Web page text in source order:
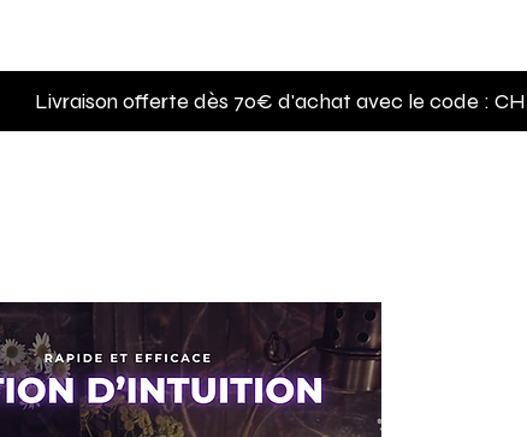
Livraison offerte dès 70€ d'achat avec le code :